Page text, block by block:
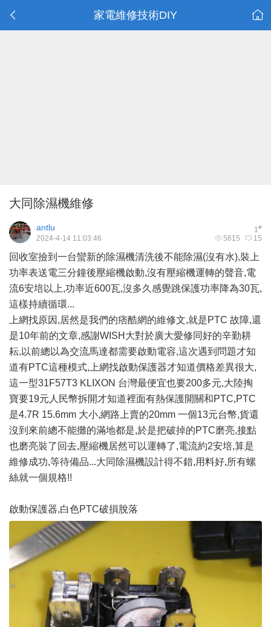
家電維修技術DIY
大同除濕機維修
1#
antlu
5615 15
2024-4-14 11:03:46
回收室撿到一台蠻新的除濕機清洗後不能除濕(沒有水),裝上
功率表送電三分鐘後壓縮機啟動,沒有壓縮機運轉的聲音,電
流6安培以上,功率近600瓦,沒多久感覺跳保護功率降為30瓦,
這樣持續循環...
上網找原因,居然是我們的痞酷網的維修文,就是PTC 故障,還
是10年前的文章,感謝WISH大對於廣大愛修同好的辛勤耕
耘,以前總以為交流馬達都需要啟動電容,這次遇到問題才知
道有PTC這種模式,上網找啟動保護器才知道價格差異很大,
這一型31F57T3 KLIXON 台灣最便宜也要200多元,大陸掏
寶要19元人民幣拆開才知道裡面有熱保護開關和PTC,PTC
是4.7R 15.6mm 大小,網路上賣的20mm 一個13元台幣,貨還
沒到來前總不能攤的滿地都是,於是把破掉的PTC磨亮,接點
也磨亮裝了回去,壓縮機居然可以運轉了,電流約2安培,算是
維修成功,等待備品...大同除濕機設計得不錯,用料好,所有螺
絲就一個規格!!
啟動保護器,白色PTC破損脫落